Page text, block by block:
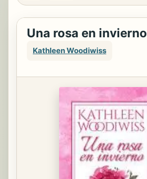
Una rosa en invierno
Kathleen Woodiwiss